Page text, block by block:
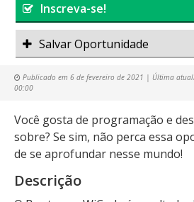
Inscreva-se!
Salvar Oportunidade
Publicado em 6 de fevereiro de 2021 | Última
00:00
Você gosta de programação e
sobre? Se sim, não perca essa
de se aprofundar nesse mundo!
Descrição